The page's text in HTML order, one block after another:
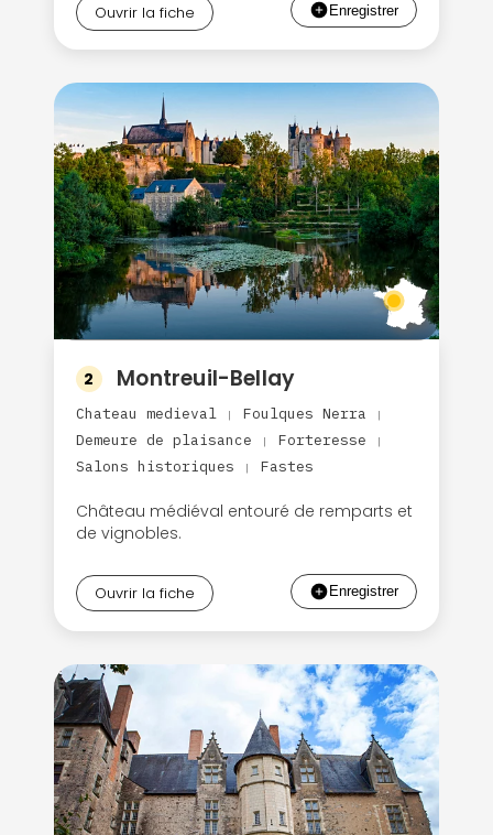
Ouvrir la fiche
2 Montreuil-Bellay
Chateau medieval | Foulques Nerra |
Demeure de plaisance | Forteresse |
Salons historiques | Fastes
Château médiéval entouré de remparts et
de vignobles.
Ouvrir la fiche